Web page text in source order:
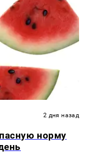
2 дня назад
норму